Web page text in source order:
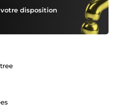
disposition